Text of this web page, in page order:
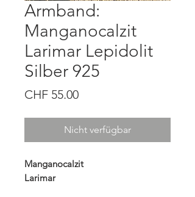
Armband:
Manganocalzit
Larimar Lepidolit
Silber 925
CHF 55.00Preis
Nicht verfügbar
Manganocalzit
Larimar